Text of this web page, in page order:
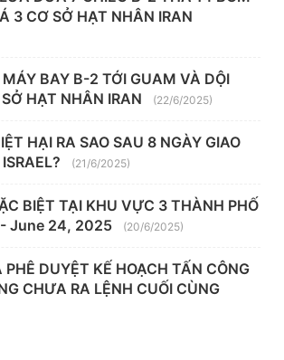
3 CƠ SỞ HẠT NHÂN IRAN
BAY B-2 TỚI GUAM VÀ DỘI
HẠT NHÂN IRAN
(22/6/2025)
HẠI RA SAO SAU 8 NGÀY GIAO
(21/6/2025)
BIỆT TẠI KHU VỰC 3 THÀNH PHỐ
- June 24, 2025
(20/6/2025)
DUYỆT KẾ HOẠCH TẤN CÔNG
CHƯA RA LỆNH CUỐI CÙNG